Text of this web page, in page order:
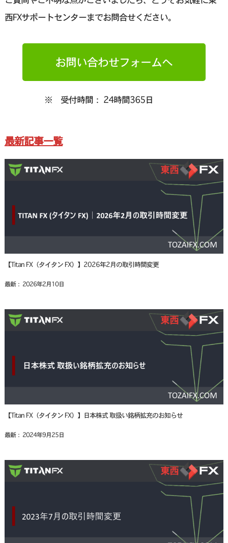
西FXサポートセンターまでお問合せください。
お問い合わせフォームへ
※ 受付時間： 24時間365日
最新記事一覧
【Titan FX（タイタン FX）】2026年2月の取引時間変更
最新： 2026年2月10日
【Titan FX（タイタン FX）】日本株式 取扱い銘柄拡充のお知らせ
最新： 2024年9月25日